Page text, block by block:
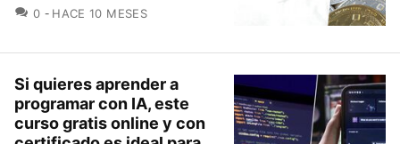
0 COMENTARIOS
HACE 10 MESES
Si quieres aprender a
programar con IA, este
curso gratis online y con